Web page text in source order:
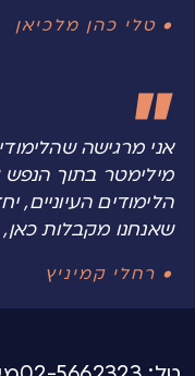
• טלי כהן מלכיאן
אני מרגישה
מילימטר בתוך הנפש
הלימודים
שאנחנו מקבלות כאן,
• רחלי קמיניץ